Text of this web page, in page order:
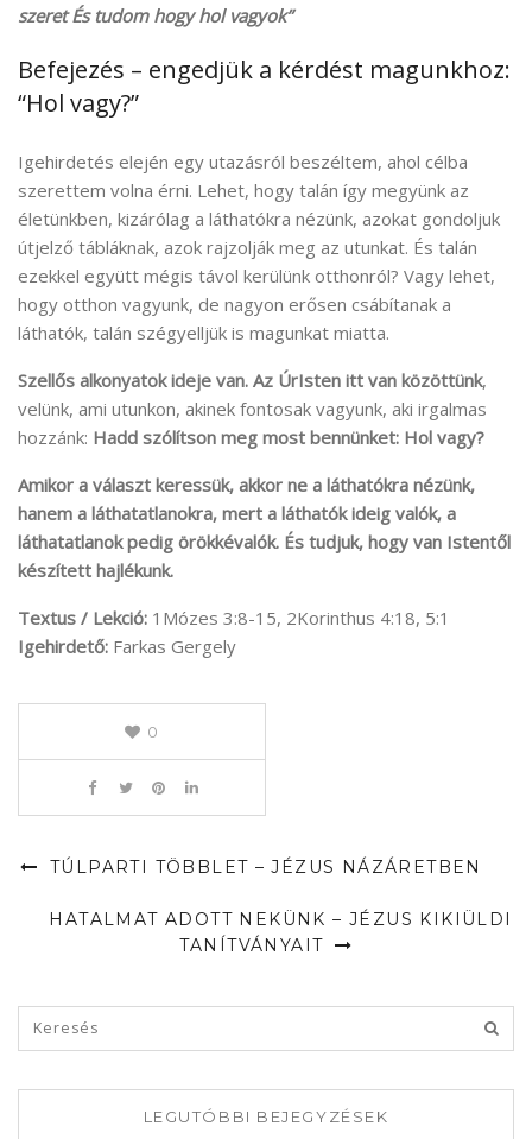
szeret És tudom hogy hol vagyok”
Befejezés – engedjük a kérdést magunkhoz:
“Hol vagy?”
Igehirdetés elején egy utazásról beszéltem, ahol célba
szerettem volna érni. Lehet, hogy talán így megyünk az
életünkben, kizárólag a láthatókra nézünk, azokat gondoljuk
útjelző tábláknak, azok rajzolják meg az utunkat. És talán
ezekkel együtt mégis távol kerülünk otthonról? Vagy lehet,
hogy otthon vagyunk, de nagyon erősen csábítanak a
láthatók, talán szégyelljük is magunkat miatta.
Szellős alkonyatok ideje van. Az ÚrIsten itt van közöttünk,
velünk, ami utunkon, akinek fontosak vagyunk, aki irgalmas
hozzánk: Hadd szólítson meg most bennünket: Hol vagy?
Amikor a választ keressük, akkor ne a láthatókra nézünk,
hanem a láthatatlanokra, mert a láthatók ideig valók, a
láthatatlanok pedig örökkévalók. És tudjuk, hogy van Istentől
készített hajlékunk.
Textus / Lekció: 1Mózes 3:8-15, 2Korinthus 4:18, 5:1
Igehirdető: Farkas Gergely
0
TÚLPARTI TÖBBLET – JÉZUS NÁZÁRETBEN
HATALMAT ADOTT NEKÜNK – JÉZUS KIKIÜLDI
TANÍTVÁNYAIT
LEGUTÓBBI BEJEGYZÉSEK